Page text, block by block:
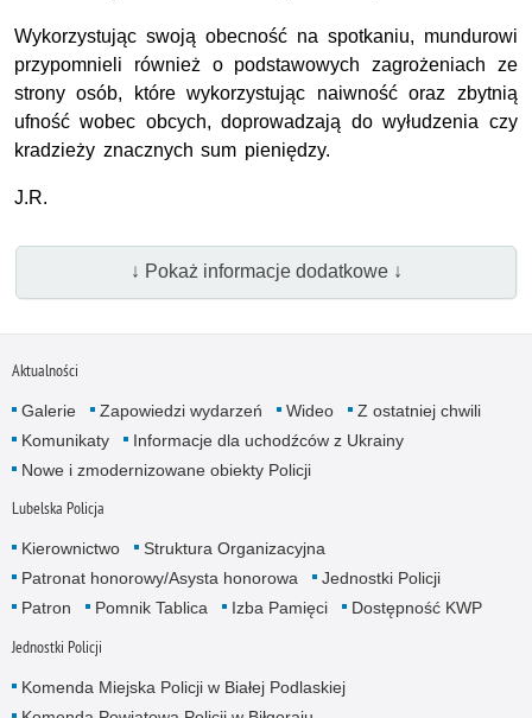
Wykorzystując swoją obecność na spotkaniu, mundurowi
przypomnieli również o podstawowych zagrożeniach ze
strony osób, które wykorzystując naiwność oraz zbytnią
ufność wobec obcych, doprowadzają do wyłudzenia czy
kradzieży znacznych sum pieniędzy.
J.R.
↓ Pokaż informacje dodatkowe ↓
Aktualności
Galerie Zapowiedzi wydarzeń Wideo
Z ostatniej chwili
Komunikaty
Informacje dla uchodźców z Ukrainy
Nowe i zmodernizowane obiekty Policji
Lubelska Policja
Kierownictwo
Struktura Organizacyjna
Patronat honorowy/Asysta honorowa
Jednostki Policji
Patron
Pomnik Tablica Izba Pamięci Dostępność KWP
Jednostki Policji
Komenda Miejska Policji w Białej Podlaskiej